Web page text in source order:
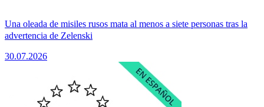
Una oleada de misiles rusos mata al menos a siete personas tras la
advertencia de Zelenski
30.07.2026